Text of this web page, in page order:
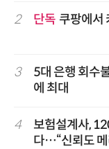
2 단독 쿠팡에서
3
5대 은행 회수
에 최대
4
보험설계사,
다…“신뢰도